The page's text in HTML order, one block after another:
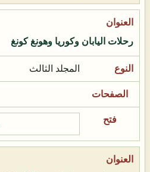
رحلات اليابان وكوريا وهونغ كونغ
المجلد الثالث